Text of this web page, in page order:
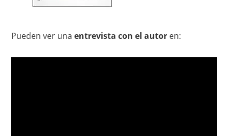
Pueden ver unaentrevista con el autor en: